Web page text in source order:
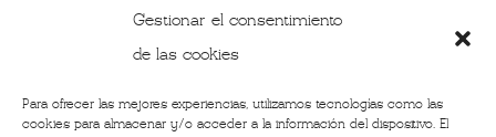
Gestionar el consentimiento
de las cookies
Para ofrecer las mejores experiencias, utilizamos tecnologías como las
cookies para almacenar y/o acceder a la información del dispositivo. El
Monumental nace con la idea de
unificar los diferentes cementerios
interior pueden visitarse tumbas